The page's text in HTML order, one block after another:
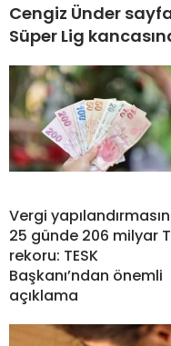
Cengiz Ünder
Süper Lig
Vergi
25 günde 206 milyar
rekoru: TESK
Başkanı’ndan önemli
açıklama